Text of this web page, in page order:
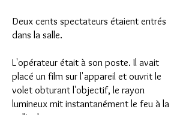
Deux cents spectateurs étaient entrés
dans la salle.
L'opérateur était à son poste. Il avait
placé un film sur l'appareil et ouvrit le
volet obturant l'objectif, le rayon
lumineux mit instantanément le feu à la